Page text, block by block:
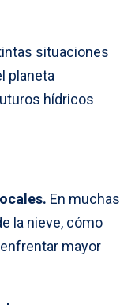
situaciones
planeta
hídricos
En muchas
la nieve, cómo
mayor